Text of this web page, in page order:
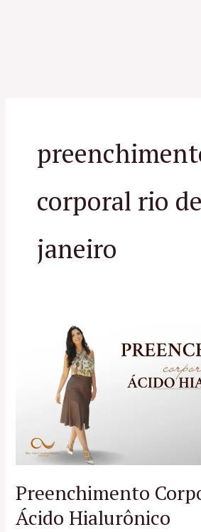
corporal rio de
janeiro
Preenchimento
Ácido Hialurônico
Preenchimento
Hialurônico